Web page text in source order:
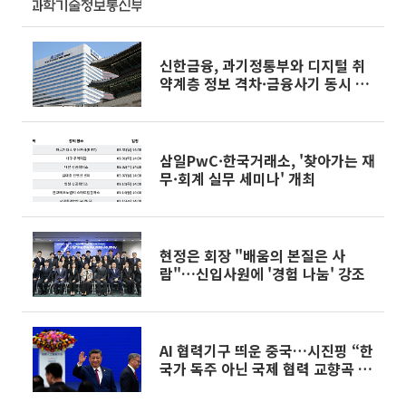
신한금융, 과기정통부와 디지털 취
약계층 정보 격차·금융사기 동시 대
삼일PwC·한국거래소, '찾아가는 재
무·회계 실무 세미나' 개최
현정은 회장 "배움의 본질은 사
람"…신입사원에 '경험 나눔' 강조
AI 협력기구 띄운 중국…시진핑 “한
국가 독주 아닌 국제 협력 교향곡 돼